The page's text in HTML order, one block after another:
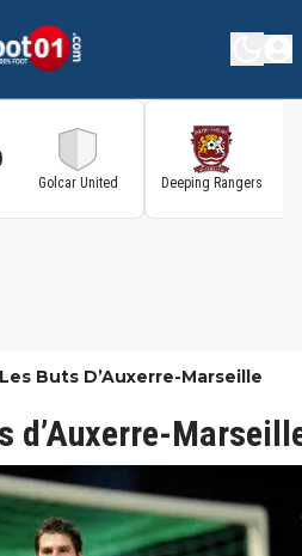
Golcar United Deeping Rangers
Buts D’Auxerre-Marseille
d’Auxerre-